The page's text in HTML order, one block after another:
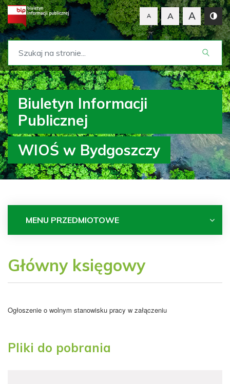
A A A
Biuletyn Informacji
Publicznej
WIOŚ w Bydgoszczy
MENU PRZEDMIOTOWE
Główny księgowy
Ogłoszenie o wolnym stanowisku pracy w załączeniu
Pliki do pobrania